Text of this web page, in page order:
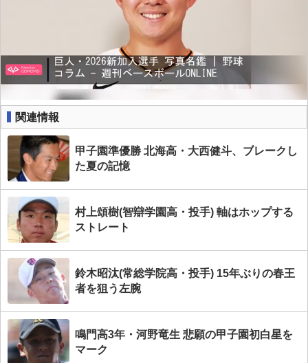
関連情報
甲子園準優勝 北海高・大西健斗、ブレークし
た夏の記憶
村上頌樹(智辯学園高・投手) 軸はホップする
ストレート
鈴木昭汰(常総学院高・投手) 15年ぶりの春王
者を狙う左腕
鳴門高3年・河野竜生 悲願の甲子園初白星を
マーク